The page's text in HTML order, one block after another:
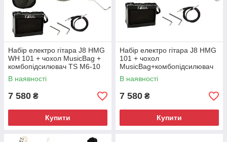
Набір електро гітара J8 HMG
WH 101 + чохол MusicBag +
комбопідсилювач TS M6-10
10W
В наявності
7 580 ₴
Купити
Набір електро гітара J8 HMG
101 + чохол
MusicBag+комбопідсилювач
TS M6-10 10W
В наявності
7 580 ₴
Купити